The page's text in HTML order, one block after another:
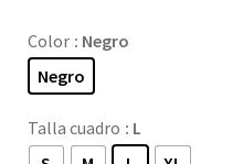
Color : Negro
Negro
Talla cuadro : L